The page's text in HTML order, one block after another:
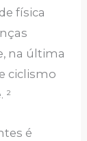
física
na última
ciclismo
²
é